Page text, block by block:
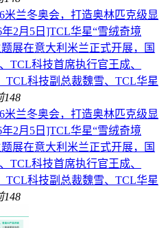
米兰冬奥会，打造奥林匹克级显
2月5日]TCL华星“雪绒奇境
题展在意大利米兰正式开展，国
TCL科技首席执行官王成、
TCL科技副总裁魏雪、TCL华星
148
米兰冬奥会，打造奥林匹克级显
2月5日]TCL华星“雪绒奇境
题展在意大利米兰正式开展，国
TCL科技首席执行官王成、
TCL科技副总裁魏雪、TCL华星
148